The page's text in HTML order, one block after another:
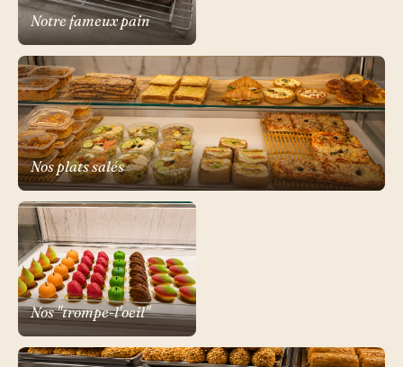
Notre fameux pain
Nos plats salés
Nos "trompe-l'oeil"